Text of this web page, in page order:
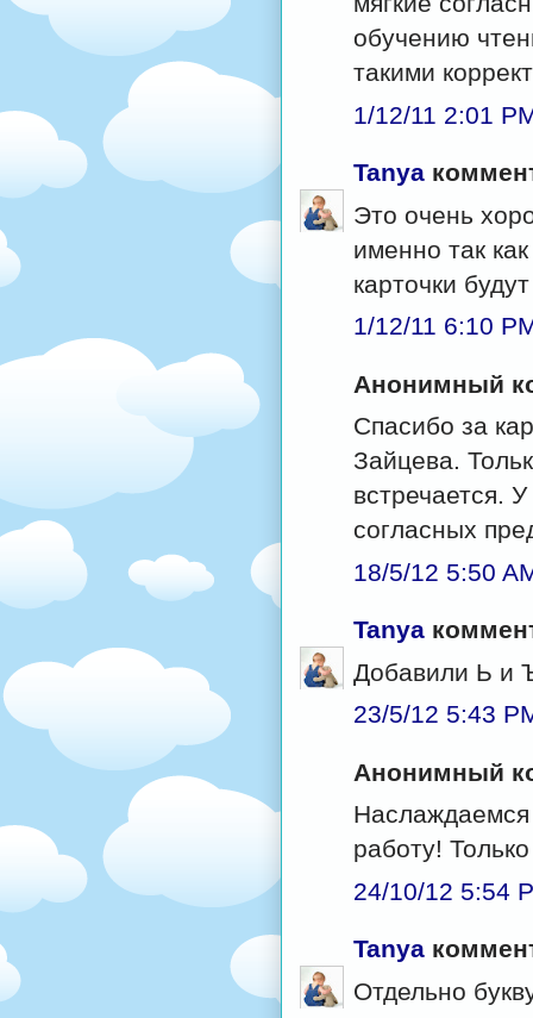
обучению
такими
1/12/11 2:01
Tanya
Это очень
именно так
карточки
1/12/11 6:10
Анонимный
Спасибо за
Зайцева.
встречается.
согласных
18/5/12 5:50
Tanya
Добавили Ь и
23/5/12 5:43
Анонимный
работу!
24/10/12 5:54
Tanya
Отдельно